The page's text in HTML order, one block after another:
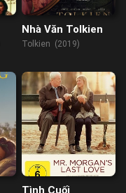
Nhà Văn Tolkien
Tolkien (2019)
Tình Cuối